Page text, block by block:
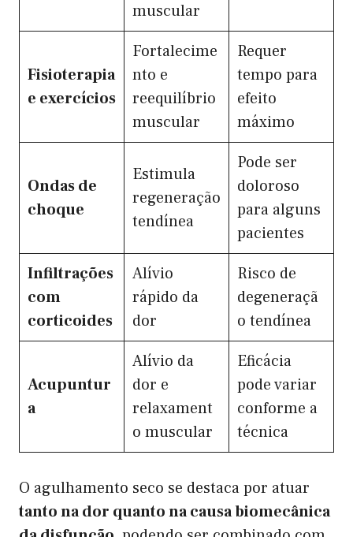
muscular
Fisioterapia
e exercícios
Fortalecime
nto e
reequilíbrio
muscular
Requer
tempo para
efeito
máximo
Ondas de
choque
Estimula
regeneração
tendínea
Pode ser
doloroso
para alguns
pacientes
Infiltrações
com
corticoides
Alívio
rápido da
dor
Risco de
degeneraçã
o tendínea
Acupuntur
a
Alívio da
dor e
relaxament
o muscular
Eficácia
pode variar
conforme a
técnica
O agulhamento seco se destaca por atuar
tanto na dor quanto na causa biomecânica